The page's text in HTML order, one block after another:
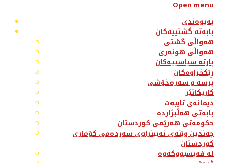
Open menu
پەیوەندی
بابەتە گشتییەکان
هەواڵی گشتی
هەواڵی هونەری
پارتە سیاسییەکان
ڕێکخراوەکان
پرسە و سەرەخۆشی
کاریکاتێر
دیمانەی تایبەت
بابەتی هەڵبژاردە
حکومەتی هەرێمی کوردستان
چەندین وێنەی نەبینراوی سەردەمی کۆماری
کوردستان
لە فەیسبووکەوە